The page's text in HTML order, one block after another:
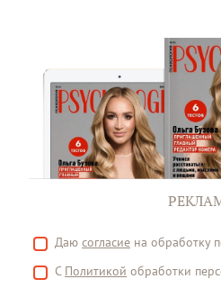
Даю согласие на обработку
С Политикой обработки